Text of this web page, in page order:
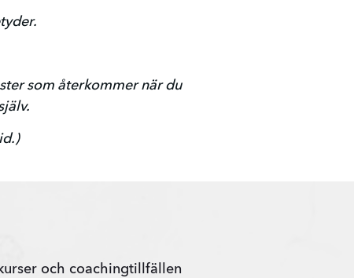
som återkommer när du
och coachingtillfällen